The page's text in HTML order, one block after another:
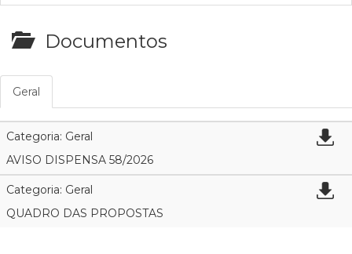
Documentos
Geral
Categoria: Geral
AVISO DISPENSA 58/2026
Categoria: Geral
QUADRO DAS PROPOSTAS